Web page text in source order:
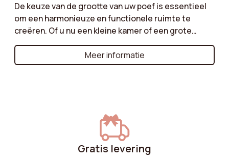
De keuze van de grootte van uw poef is essentieel
om een harmonieuze en functionele ruimte te
creëren. Of u nu een kleine kamer of een grote
woonkamer heeft, het is belangrijk om de juiste
afmetingen te vinden. Raadpleeg onze gids om te
ontdekken hoe u de ideale maat kiest op basis van
Meer informatie
Gratis levering